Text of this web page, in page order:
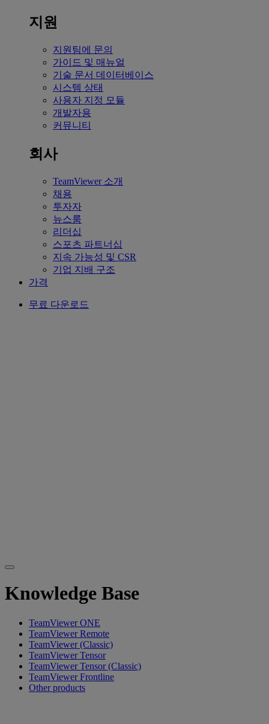
지원
지원팀에 문의
가이드 및 매뉴얼
기술 문서 데이터베이스
시스템 상태
사용자 지정 모듈
개발자용
커뮤니티
회사
TeamViewer 소개
채용
투자자
뉴스룸
리더십
스포츠 파트너십
지속 가능성 및 CSR
기업 지배 구조
가격
무료 다운로드
Knowledge Base
TeamViewer ONE
TeamViewer Remote
TeamViewer (Classic)
TeamViewer Tensor
TeamViewer Tensor (Classic)
TeamViewer Frontline
Other products